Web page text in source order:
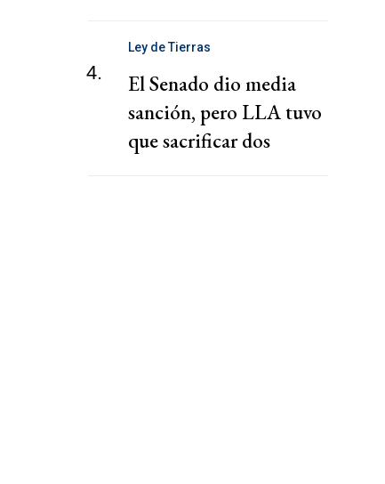
4.
Ley de Tierras
El Senado dio media
sanción, pero LLA tuvo
que sacrificar dos